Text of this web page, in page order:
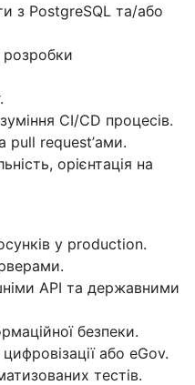
з PostgreSQL та/або
розробки
CI/CD процесів.
pull request’ами.
орієнтація на
у production.
API та державними
безпеки.
або eGov.
тестів.